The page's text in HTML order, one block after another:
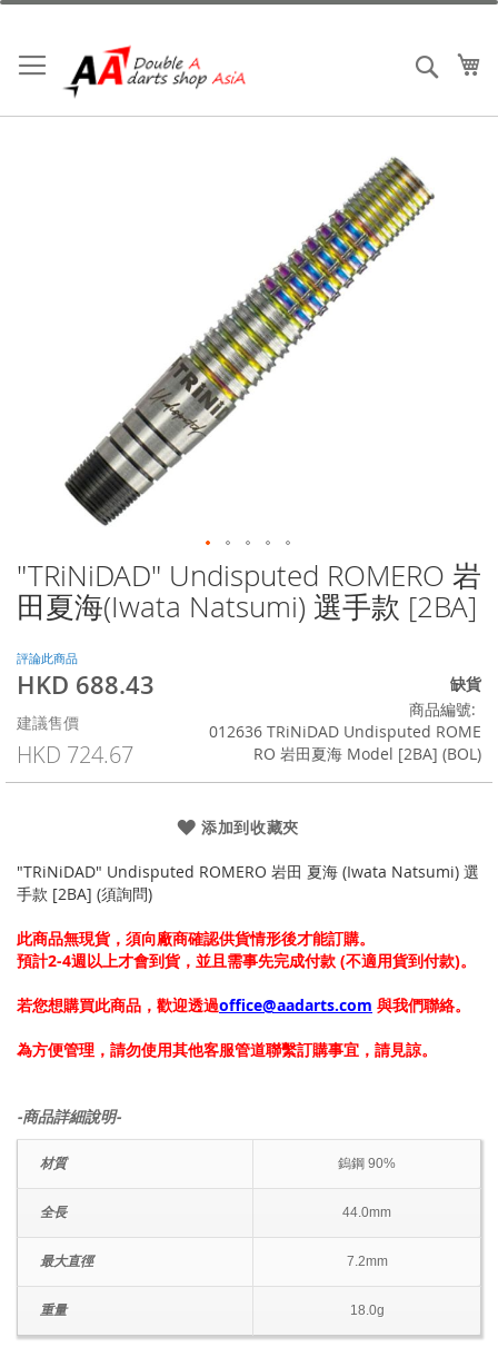
跳
內
容
搜索
"TRiNiDAD" Undisputed ROMERO 岩
田夏海(Iwata Natsumi) 選手款 [2BA]
評論此商品
特
價
格
HKD 688.43
建議售價
HKD 724.67
缺貨
商品編號
012636 TRiNiDAD Undisputed ROME
RO 岩田夏海 Model [2BA] (BOL)
添加到收藏夾
"TRiNiDAD" Undisputed ROMERO 岩田 夏海 (Iwata Natsumi) 選
手款 [2BA] (須詢問)
此商品無現貨，須向廠商確認供貨情形後才能訂購。
預計2-4週以上才會到貨，並且需事先完成付款 (不適用貨到付款)。
若您想購買此商品，歡迎透過office@aadarts.com 與我們聯絡。
為方便管理，請勿使用其他客服管道聯繫訂購事宜，請見諒。
-商品詳細說明-
材質 鎢鋼 90%
全長 44.0mm
最大直徑 7.2mm
重量 18.0g
Skip
to
the
of
the
gallery